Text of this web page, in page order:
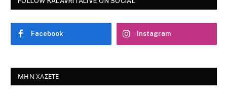
Facebook Instagram
ΜΗΝ ΧΆΣΕΤΕ